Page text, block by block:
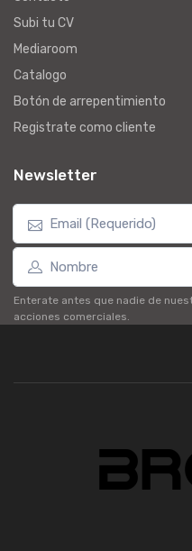
Subi tu CV
Mediaroom
Catalogo
Botón de arrepentimiento
Registrate como cliente
Newsletter
Enterate antes que nadie de
acciones comerciales.